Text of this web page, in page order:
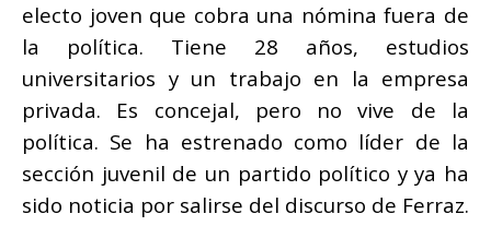
electo joven que cobra una nómina fuera de
la política. Tiene 28 años, estudios
universitarios y un trabajo en la empresa
privada. Es concejal, pero no vive de la
política. Se ha estrenado como líder de la
sección juvenil de un partido político y ya ha
sido noticia por salirse del discurso de Ferraz.